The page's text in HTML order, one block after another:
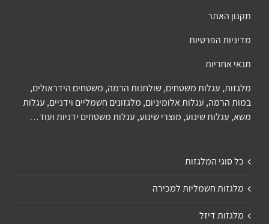
תקנון האתר
מדיניות הפרטיות
תנאי אחריות
מלגזות, עגלות משטחים, שולחנות הרמה, משטחים הידראולים,
במות הרמה, עגלות אלומיניום, מלגזונים חשמליים וידניים, עגלות
משא, עגלות שינוע, מוצרי שינוע, עגלות משטחים ידניות ועוד…
כל סוגי המלגזות
מלגזות חשמליות למכירה
מלגזות דיזל